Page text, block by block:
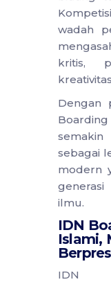
wadah
kritis,
Dengan
sebagai
modern
ilmu.
IDN
Islami,
IDN